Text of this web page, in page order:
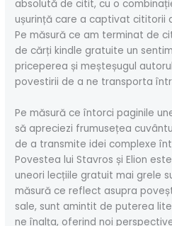
absolută de citit, cu o
ușurință care a captivat cititorii
Pe măsură ce am terminat de
de cărți kindle gratuite un
priceperea și meșteșugul
povestirii de a ne transporta
Pe măsură ce întorci paginile
să apreciezi frumusețea
de a transmite idei complexe
Povestea lui Stavros și Elion
uneori lecțiile gratuit mai grele
măsură ce reflect asupra
sale, sunt amintit de puterea
ne înalța, oferind noi